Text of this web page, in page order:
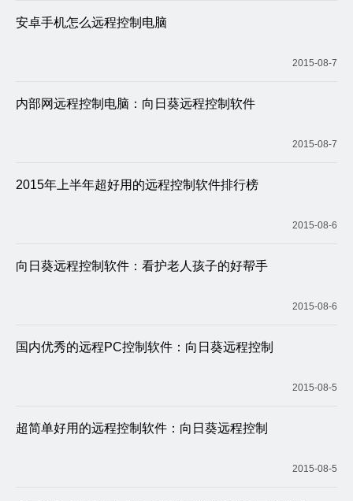
安卓手机怎么远程控制电脑
2015-08-7
内部网远程控制电脑：向日葵远程控制软件
2015-08-7
2015年上半年超好用的远程控制软件排行榜
2015-08-6
向日葵远程控制软件：看护老人孩子的好帮手
2015-08-6
国内优秀的远程PC控制软件：向日葵远程控制
2015-08-5
超简单好用的远程控制软件：向日葵远程控制
2015-08-5